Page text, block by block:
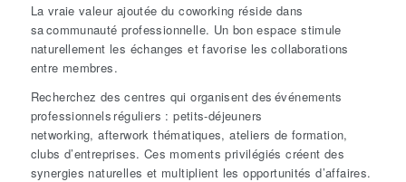
La vraie valeur ajoutée du coworking réside dans
sa communauté professionnelle. Un bon espace stimule
naturellement les échanges et favorise les collaborations
entre membres.
Recherchez des centres qui organisent des événements
professionnels réguliers : petits-déjeuners
networking, afterwork thématiques, ateliers de formation,
clubs d’entreprises. Ces moments privilégiés créent des
synergies naturelles et multiplient les opportunités d’affaires.